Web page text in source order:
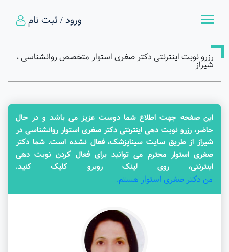
ورود / ثبت نام
رزرو نوبت اینترنتی دکتر صغری استوار متخصص روانشناسی ،
شیراز
این صفحه جهت اطلاع شما دوست عزیز می باشد و در حال
حاضر، رزرو نوبت دهی اینترنتی دکتر صغری استوار روانشناسی در
شیراز از طریق سایت سیناپزشک، فعال نشده است. شما دکتر
صغری استوار محترم می توانید برای فعال کردن نوبت دهی
اینترنتی، روی لینک روبرو کلیک کنید.
من دکتر صغری استوار هستم.